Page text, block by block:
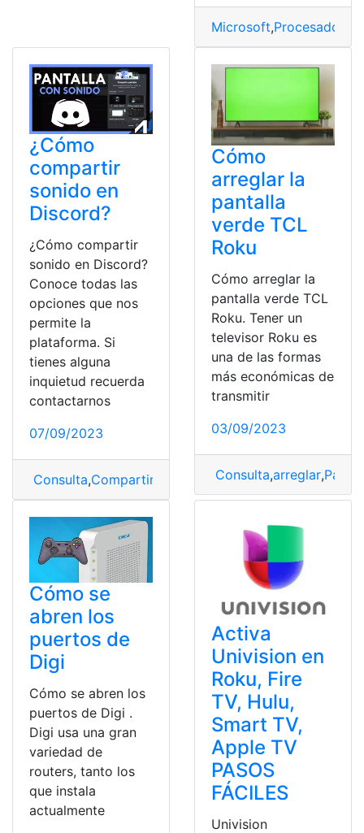
Microsoft,Procesadores
¿Cómo
compartir
sonido en
Discord?
¿Cómo compartir
sonido en Discord?
Conoce todas las
opciones que nos
permite la
plataforma. Si
tienes alguna
inquietud recuerda
contactarnos
07/09/2023
Consulta,Compartir Sonido
Cómo
arreglar la
pantalla
verde TCL
Roku
Cómo arreglar la
pantalla verde TCL
Roku. Tener un
televisor Roku es
una de las formas
más económicas de
transmitir
03/09/2023
Consulta,arreglar,
Cómo se
abren los
puertos de
Digi
Cómo se abren los
puertos de Digi .
Digi usa una gran
variedad de
routers, tanto los
que instala
actualmente
Activa
Univision en
Roku, Fire
TV, Hulu,
Smart TV,
Apple TV
PASOS
FÁCILES
Univision